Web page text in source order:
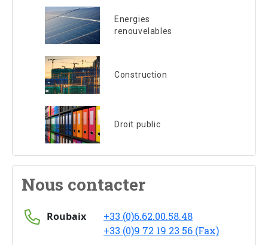
Energies
renouvelables
Construction
Droit public
Nous contacter
Roubaix
+33 (0)6.62.00.58.48
+33 (0)9 72 19 23 56 (Fax)